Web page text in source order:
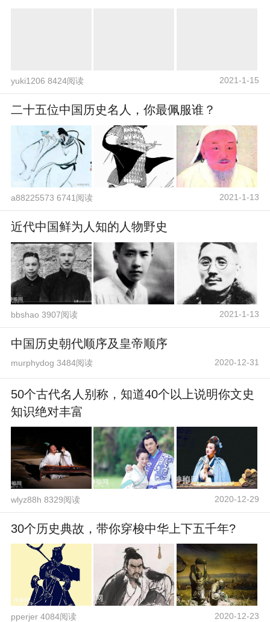
yuki1206 8424阅读 2021-1-15
二十五位中国历史名人，你最佩服谁？
a88225573 6741阅读 2021-1-13
近代中国鲜为人知的人物野史
bbshao 3907阅读 2021-1-13
中国历史朝代顺序及皇帝顺序
murphydog 3484阅读 2020-12-31
50个古代名人别称，知道40个以上说明你文史
知识绝对丰富
wlyz88h 8329阅读 2020-12-29
30个历史典故，带你穿梭中华上下五千年?
pperjer 4084阅读 2020-12-23